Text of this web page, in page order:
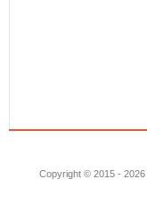
Copyright © 2015 - 2026